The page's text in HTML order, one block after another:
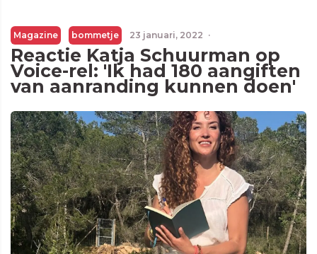
Magazine bommetje 23 januari, 2022 ·
Reactie Katja Schuurman op
Voice-rel: 'Ik had 180 aangiften
van aanranding kunnen doen'